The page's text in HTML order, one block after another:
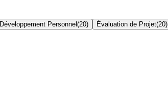
Développement Personnel (20) Évaluation de Projet(20)